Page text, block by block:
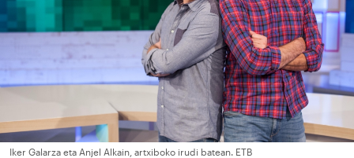
Iker Galarza eta Anjel Alkain, artxiboko irudi batean. ETB